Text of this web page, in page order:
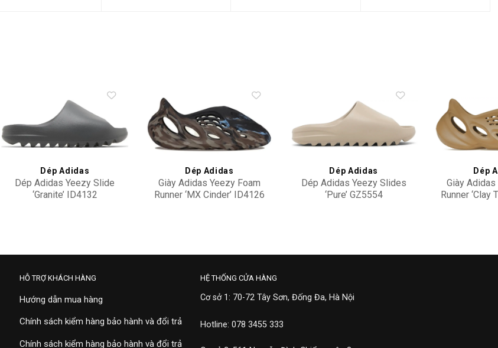
Add to
wishlist
Dép Adidas
Dép Adidas Yeezy Slide
‘Granite’ ID4132
Add to
wishlist
Dép Adidas
Giày Adidas Yeezy Foam
Runner ‘MX Cinder’ ID4126
wishlist
Dép Adidas
Dép Adidas Yeezy Slides
‘Pure’ GZ5554
Dép
Giày
Runner ‘Clay
HỖ TRỢ KHÁCH HÀNG
Hướng dẫn mua hàng
Chính sách kiểm hàng bảo hành và đổi trả
Chính sách kiểm hàng bảo hành và đổi trả
HỆ THỐNG CỬA HÀNG
Cơ sở 1: 70-72 Tây Sơn, Đống Đa, Hà Nội
Hotline: 078 3455 333